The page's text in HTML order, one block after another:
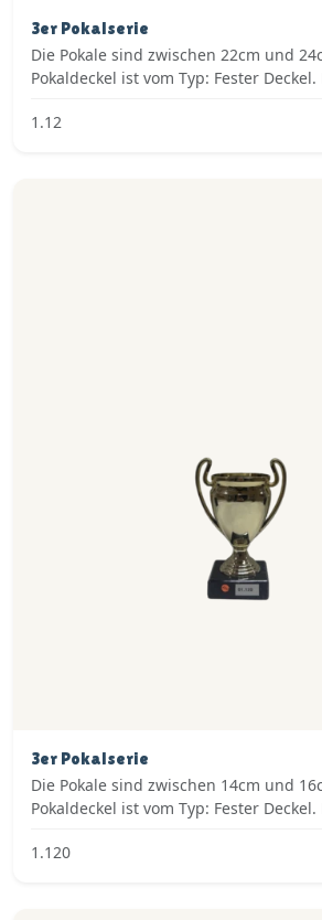
3er Pokalserie
Die Pokale sind zwischen 22cm und
Pokaldeckel ist vom Typ: Fester
1.12
3er Pokalserie
Die Pokale sind zwischen 14cm und
Pokaldeckel ist vom Typ: Fester
1.120